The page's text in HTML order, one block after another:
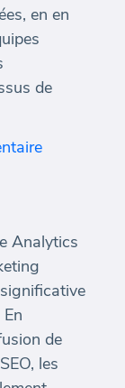
en en
de
Analytics
de
les